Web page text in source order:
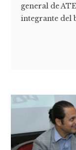
general de
integrante del